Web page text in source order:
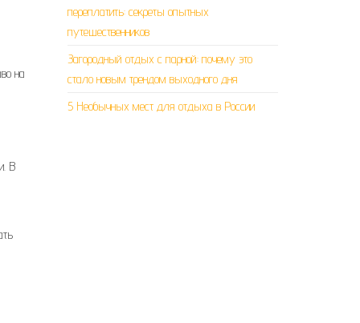
на
В
переплатить: секреты опытных
путешественников
Загородный отдых с парной: почему это
стало новым трендом выходного дня
5 Необычных мест для отдыха в России